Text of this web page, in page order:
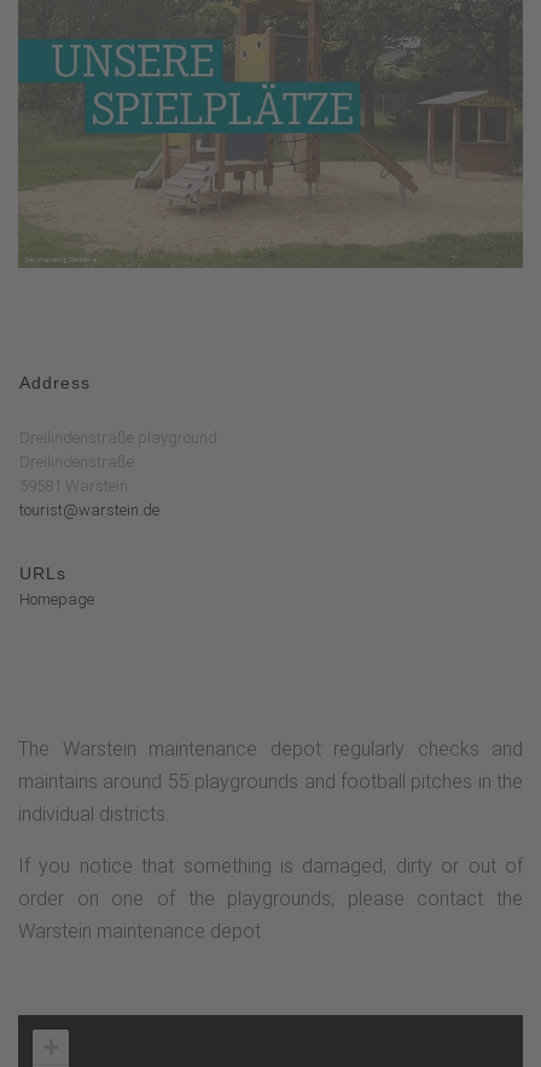
Address
Dreilindenstraße playground
Dreilindenstraße
59581 Warstein
tourist@warstein.de
URLs
Homepage
The Warstein maintenance depot regularly checks and
maintains around 55 playgrounds and football pitches in the
individual districts.
If you notice that something is damaged, dirty or out of
order on one of the playgrounds, please contact the
Warstein maintenance depot